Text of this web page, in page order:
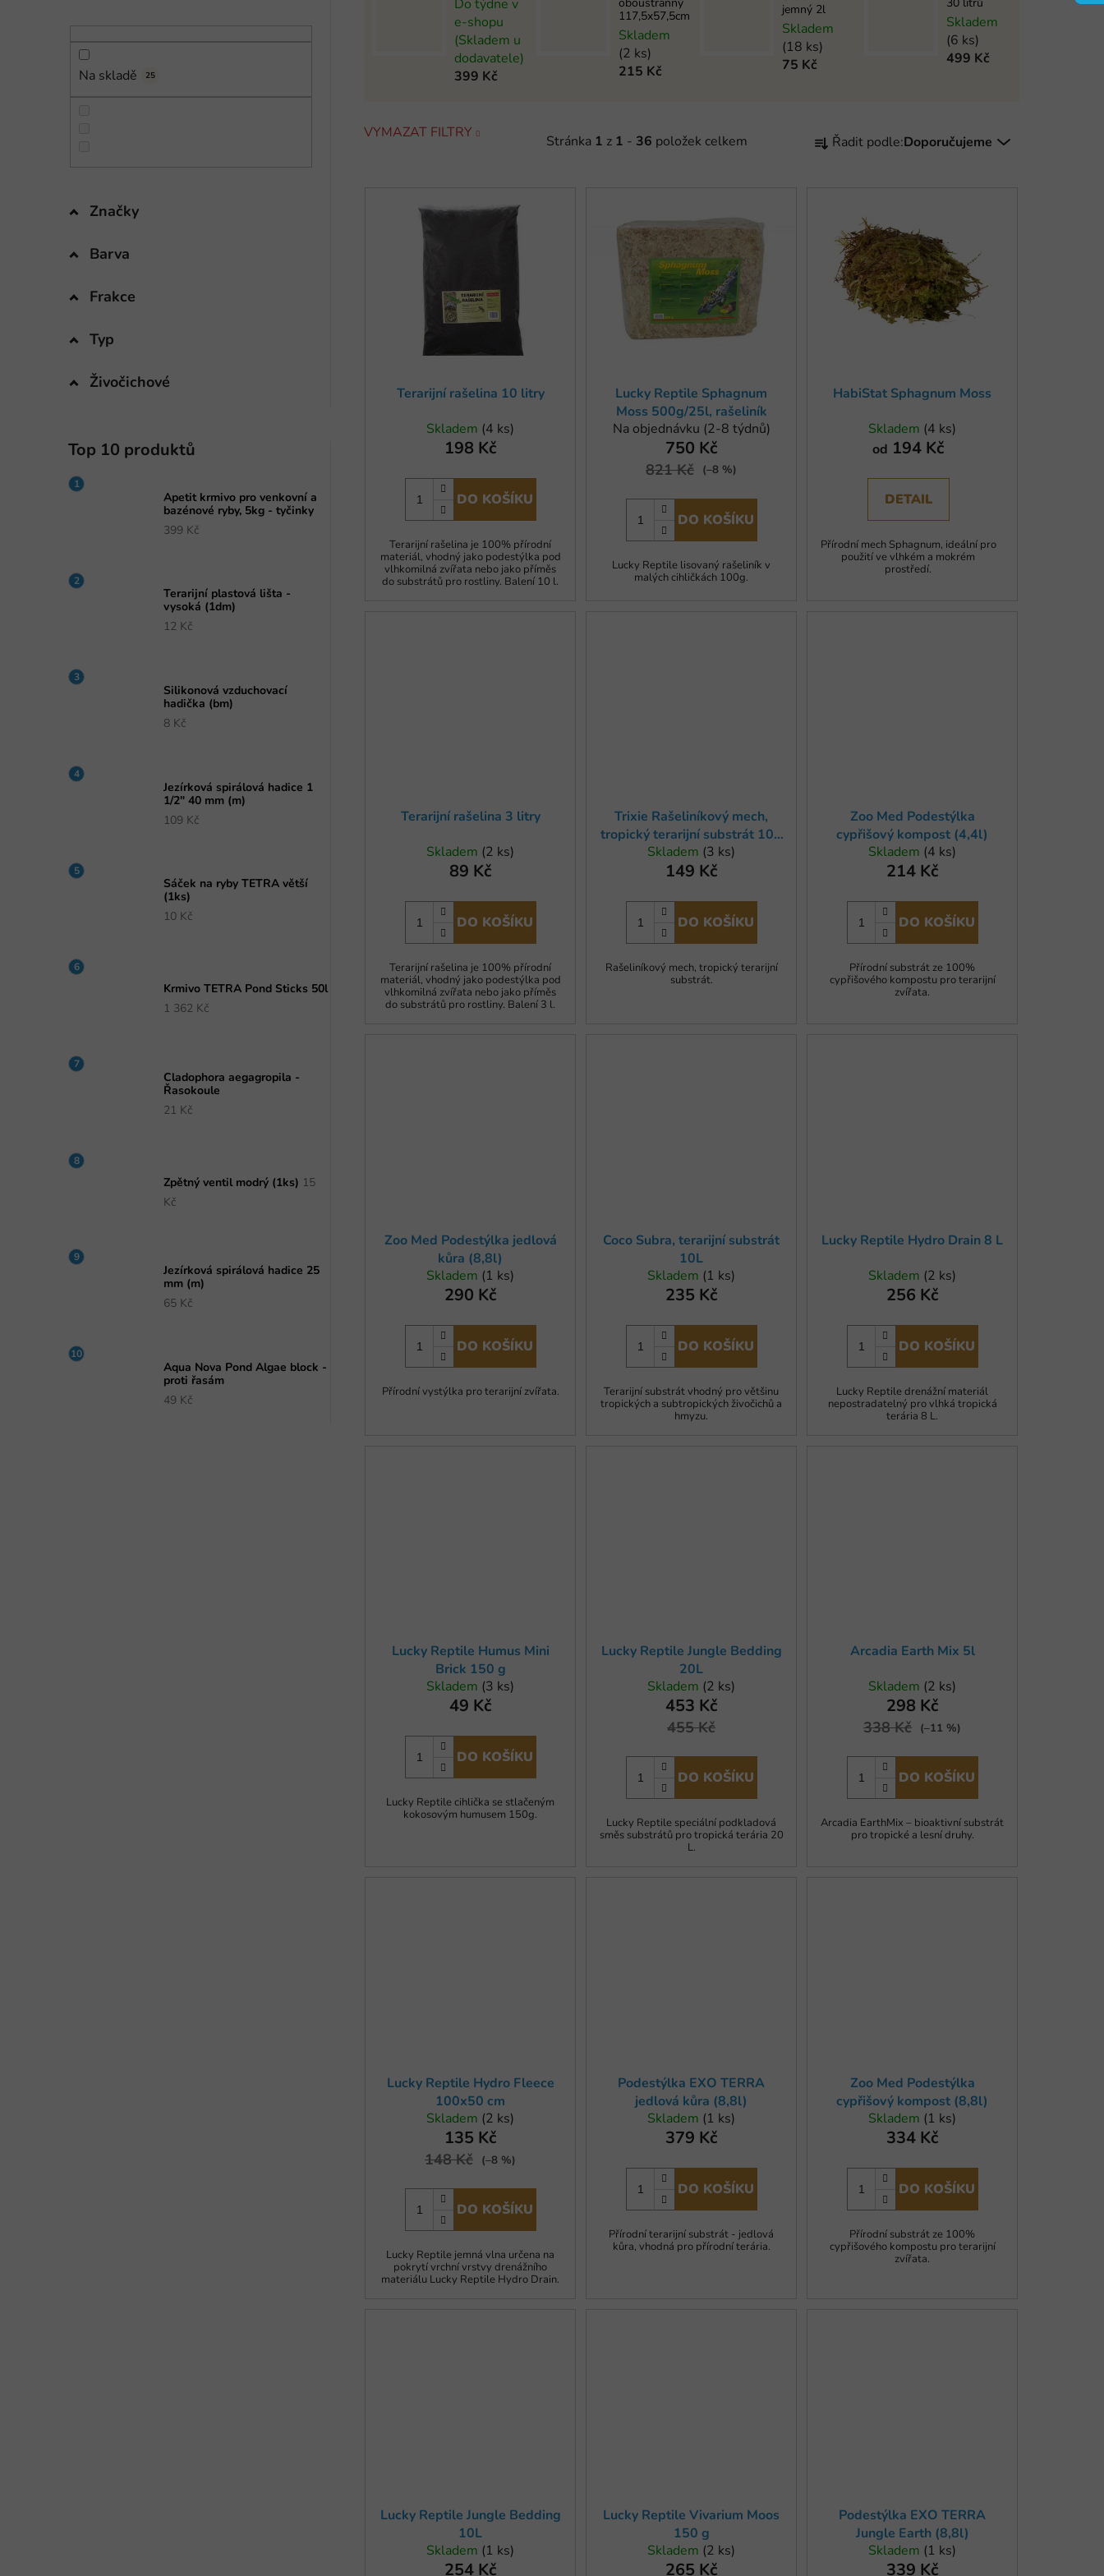
Na skladě 25
Značky
Barva
Frakce
Typ
Živočichové
Top 10 produktů
Apetit krmivo pro venkovní a
bazénové ryby, 5kg - tyčinky
399 Kč
Terarijní plastová lišta -
vysoká (1dm)
12 Kč
Silikonová vzduchovací
hadička (bm)
8 Kč
Jezírková spirálová hadice 1
1/2" 40 mm (m)
109 Kč
Sáček na ryby TETRA větší
(1ks)
10 Kč
Krmivo TETRA Pond Sticks 50l
1 362 Kč
Cladophora aegagropila -
Řasokoule
21 Kč
Zpětný ventil modrý (1ks) 15
Kč
Jezírková spirálová hadice 25
mm (m)
65 Kč
Aqua Nova Pond Algae block -
proti řasám
49 Kč
Do týdne v
e-shopu
(Skladem u
dodavatele)
399 Kč
117,5x57,5cm
Skladem
(2 ks)
215 Kč
jemný 2l
Skladem
(18 ks)
75 Kč
Skladem
(6 ks)
499 Kč
VYMAZAT FILTRY Stránka 1 z 1 - 36 položek celkem
a Řadit podle:Doporučujeme
Terarijní rašelina 10 litry
Skladem (4 ks)
198 Kč
DO KOŠÍKU
Terarijní rašelina je 100% přírodní
materiál, vhodný jako podestýlka pod
vlhkomilná zvířata nebo jako příměs
do substrátů pro rostliny. Balení 10 l.
Lucky Reptile Sphagnum
Moss 500g/25l, rašeliník
Na objednávku (2-8 týdnů)
750 Kč
821 Kč (–8 %)
DO KOŠÍKU
Lucky Reptile lisovaný rašeliník v
malých cihličkách 100g.
HabiStat Sphagnum Moss
Skladem (4 ks)
od 194 Kč
DETAIL
Přírodní mech Sphagnum, ideální pro
použití ve vlhkém a mokrém
prostředí.
Terarijní rašelina 3 litry
Skladem (2 ks)
89 Kč
DO KOŠÍKU
Terarijní rašelina je 100% přírodní
materiál, vhodný jako podestýlka pod
vlhkomilná zvířata nebo jako příměs
do substrátů pro rostliny. Balení 3 l.
Trixie Rašeliníkový mech,
tropický terarijní substrát 100
g
Skladem (3 ks)
149 Kč
DO KOŠÍKU
Rašeliníkový mech, tropický terarijní
substrát.
Zoo Med Podestýlka
cypřišový kompost (4,4l)
Skladem (4 ks)
214 Kč
DO KOŠÍKU
Přírodní substrát ze 100%
cypřišového kompostu pro terarijní
zvířata.
Zoo Med Podestýlka jedlová
kůra (8,8l)
Skladem (1 ks)
290 Kč
DO KOŠÍKU
Přírodní vystýlka pro terarijní zvířata.
Coco Subra, terarijní substrát
10L
Skladem (1 ks)
235 Kč
DO KOŠÍKU
Terarijní substrát vhodný pro většinu
tropických a subtropických živočichů a
hmyzu.
Lucky Reptile Hydro Drain 8 L
Skladem (2 ks)
256 Kč
DO KOŠÍKU
Lucky Reptile drenážní materiál
nepostradatelný pro vlhká tropická
terária 8 L.
Lucky Reptile Humus Mini
Brick 150 g
Skladem (3 ks)
49 Kč
DO KOŠÍKU
Lucky Reptile cihlička se stlačeným
kokosovým humusem 150g.
Lucky Reptile Jungle Bedding
20L
Skladem (2 ks)
453 Kč
455 Kč
DO KOŠÍKU
Lucky Reptile speciální podkladová
směs substrátů pro tropická terária 20
L.
Arcadia Earth Mix 5l
Skladem (2 ks)
298 Kč
338 Kč (–11 %)
DO KOŠÍKU
Arcadia EarthMix – bioaktivní substrát
pro tropické a lesní druhy.
Lucky Reptile Hydro Fleece
100x50 cm
Skladem (2 ks)
135 Kč
148 Kč (–8 %)
DO KOŠÍKU
Lucky Reptile jemná vlna určena na
pokrytí vrchní vrstvy drenážního
materiálu Lucky Reptile Hydro Drain.
Podestýlka EXO TERRA
jedlová kůra (8,8l)
Skladem (1 ks)
379 Kč
DO KOŠÍKU
Přírodní terarijní substrát - jedlová
kůra, vhodná pro přírodní terária.
Zoo Med Podestýlka
cypřišový kompost (8,8l)
Skladem (1 ks)
334 Kč
DO KOŠÍKU
Přírodní substrát ze 100%
cypřišového kompostu pro terarijní
zvířata.
Lucky Reptile Jungle Bedding
10L
Skladem (1 ks)
254 Kč
Lucky Reptile Vivarium Moos
150 g
Skladem (2 ks)
265 Kč
Podestýlka EXO TERRA
Jungle Earth (8,8l)
Skladem (1 ks)
339 Kč